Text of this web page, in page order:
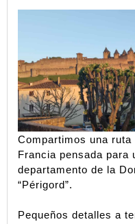
Compartimos una
Francia pensada para
departamento de la
“Périgord”.
Pequeños detalles a